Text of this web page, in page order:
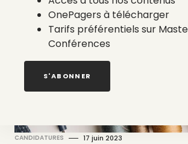
CANDIDATURES 17 juin 2023
OnePagers à télécharger
Tarifs préférentiels sur
Conférences
S'ABONNER